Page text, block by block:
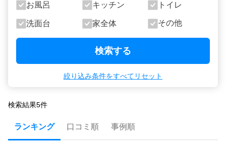
お風呂 キッチン トイレ
洗面台 家全体 その他
検索する
絞り込み条件をすべてリセット
検索結果5件
ランキング 口コミ順 事例順